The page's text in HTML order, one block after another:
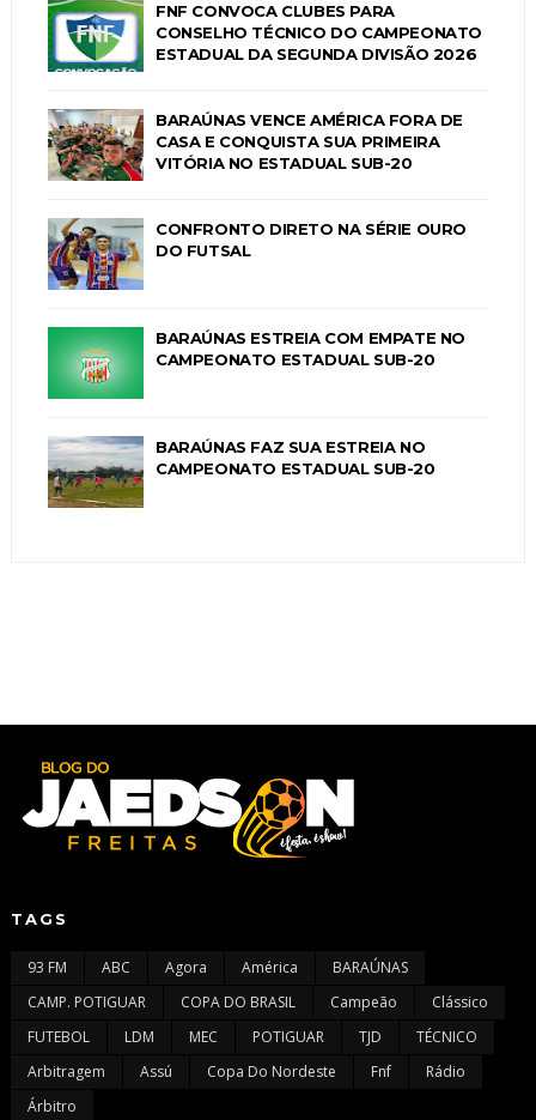
FNF CONVOCA CLUBES PARA
CONSELHO TÉCNICO DO CAMPEONATO
ESTADUAL DA SEGUNDA DIVISÃO 2026
BARAÚNAS VENCE AMÉRICA FORA DE
CASA E CONQUISTA SUA PRIMEIRA
VITÓRIA NO ESTADUAL SUB-20
CONFRONTO DIRETO NA SÉRIE OURO
DO FUTSAL
BARAÚNAS ESTREIA COM EMPATE NO
CAMPEONATO ESTADUAL SUB-20
BARAÚNAS FAZ SUA ESTREIA NO
CAMPEONATO ESTADUAL SUB-20
TAGS
93 FM ABC Agora América
BARAÚNAS
CAMP. POTIGUAR
COPA DO BRASIL Campeão
Clássico
FUTEBOL
LDM MEC POTIGUAR TJD
TÉCNICO
Arbitragem
Assú Copa Do Nordeste Fnf
Rádio
Árbitro